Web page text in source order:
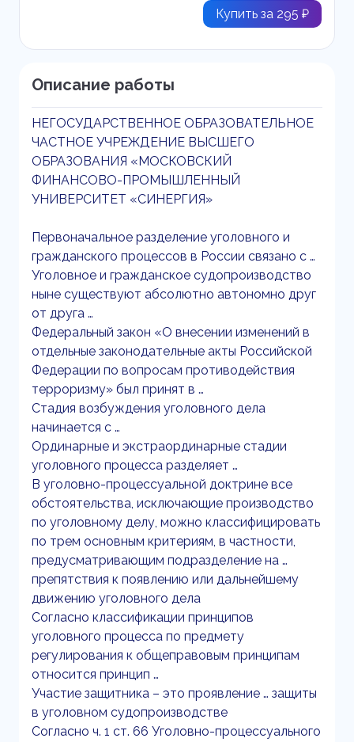
Купить за 295 ₽
Описание работы
НЕГОСУДАРСТВЕННОЕ ОБРАЗОВАТЕЛЬНОЕ
ЧАСТНОЕ УЧРЕЖДЕНИЕ ВЫСШЕГО
ОБРАЗОВАНИЯ «МОСКОВСКИЙ
ФИНАНСОВО-ПРОМЫШЛЕННЫЙ
УНИВЕРСИТЕТ «СИНЕРГИЯ»
Первоначальное разделение уголовного и
гражданского процессов в России связано с …
Уголовное и гражданское судопроизводство
ныне существуют абсолютно автономно друг
от друга …
Федеральный закон «О внесении изменений в
отдельные законодательные акты Российской
Федерации по вопросам противодействия
терроризму» был принят в …
Стадия возбуждения уголовного дела
начинается с …
Ординарные и экстраординарные стадии
уголовного процесса разделяет …
В уголовно-процессуальной доктрине все
обстоятельства, исключающие производство
по уголовному делу, можно классифицировать
по трем основным критериям, в частности,
предусматривающим подразделение на …
препятствия к появлению или дальнейшему
движению уголовного дела
Согласно классификации принципов
уголовного процесса по предмету
регулирования к общеправовым принципам
относится принцип …
Участие защитника – это проявление … защиты
в уголовном судопроизводстве
Согласно ч. 1 ст. 66 Уголовно-процессуального